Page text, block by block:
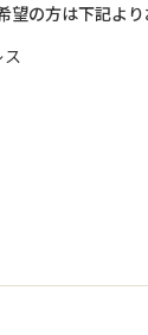
望の方は下記より